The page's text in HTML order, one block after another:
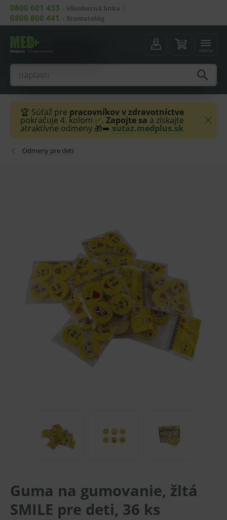
0800 601 433 – Všeobecná linka
0800 800 441 – Stomatológ
menu
🏆 Súťaž pre pracovníkov v zdravotníctve
pokračuje 4. kolom ✅. Zapojte sa a získajte
atraktívne odmeny 🎁➡️ sutaz.medplus.sk
Odmeny pre deti
Guma na gumovanie, žltá
SMILE pre deti, 36 ks